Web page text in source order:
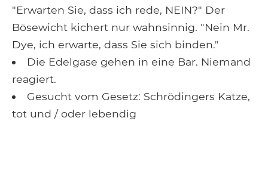
"Erwarten Sie, dass ich rede, NEIN?" Der
Bösewicht kichert nur wahnsinnig. "Nein Mr.
Dye, ich erwarte, dass Sie sich binden."
Die Edelgase gehen in eine Bar. Niemand
reagiert.
Gesucht vom Gesetz: Schrödingers Katze,
tot und / oder lebendig